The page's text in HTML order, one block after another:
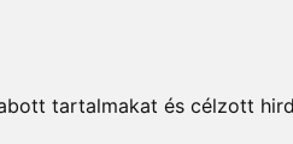
tartalmakat és célzott